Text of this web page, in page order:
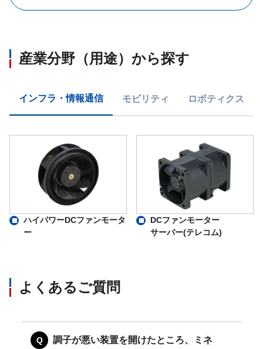
産業分野（用途）から探す
インフラ・情報通信 モビリティ ロボティクス
ハイパワーDCファンモータ
ー
DCファンモーター
サーバー(テレコム)
よくあるご質問
調子が悪い装置を開けたところ、ミネ